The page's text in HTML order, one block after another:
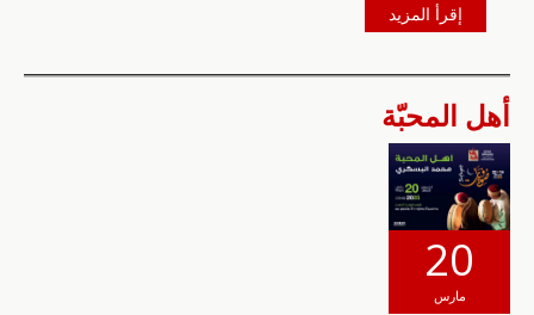
إقرأ المزيد
أﻫﻞ اﻟﻤﺤﺒّﺔ
20
مارس